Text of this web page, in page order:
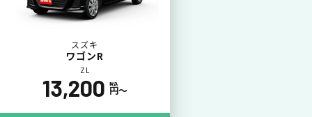
ポイントが貯まる
スズキ
ワゴンR
ZL
13,200 税込
円〜